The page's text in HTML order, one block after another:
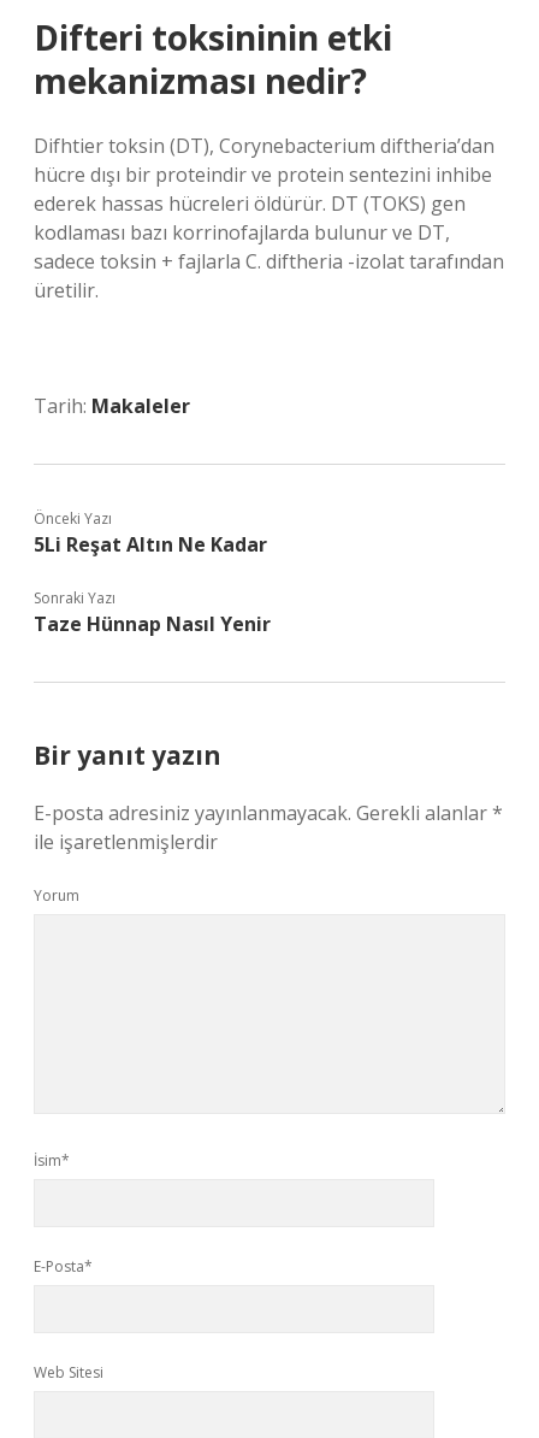
Difteri toksininin etki
mekanizması nedir?
Difhtier toksin (DT), Corynebacterium diftheria’dan
hücre dışı bir proteindir ve protein sentezini inhibe
ederek hassas hücreleri öldürür. DT (TOKS) gen
kodlaması bazı korrinofajlarda bulunur ve DT,
sadece toksin + fajlarla C. diftheria -izolat tarafından
üretilir.
Tarih: Makaleler
Önceki Yazı
5Li Reşat Altın Ne Kadar
Sonraki Yazı
Taze Hünnap Nasıl Yenir
Bir yanıt yazın
E-posta adresiniz yayınlanmayacak. Gerekli alanlar*
ile işaretlenmişlerdir
Yorum
İsim*
E-Posta*
Web Sitesi